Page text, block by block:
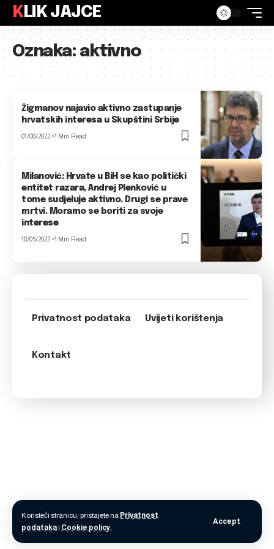
Koristeći stranicu, pristajete na Privatnost
podatakai Cookie policy.
Accept
KLIK JAJCE
Oznaka:aktivno
Žigmanov najavio aktivno zastupanje
hrvatskih interesa u Skupštini Srbije
01/08/2022 1 Min Read
Milanović: Hrvate u BiH se kao politički
entitet razara, Andrej Plenković u
tome sudjeluje aktivno. Drugi se prave
mrtvi. Moramo se boriti za svoje
interese
18/05/2022 1 Min Read
Privatnost podataka Uvijeti korištenja
Kontakt